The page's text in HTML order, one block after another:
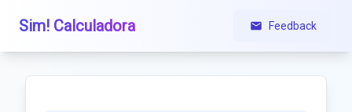
Sim! Calculadora Feedback